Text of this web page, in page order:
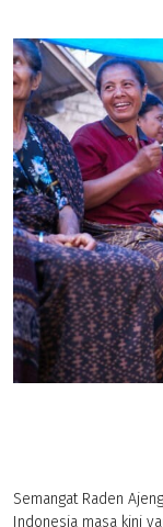
Semangat Raden
Indonesia masa kini